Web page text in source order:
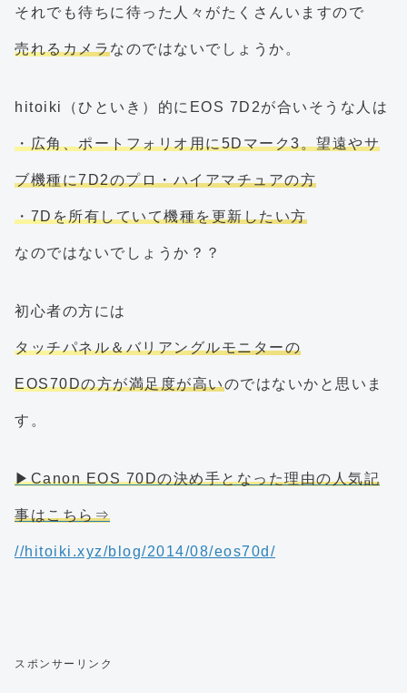
それでも待ちに待った人々がたくさんいますので
売れるカメラなのではないでしょうか。
hitoiki（ひといき）的にEOS 7D2が合いそうな人は
・広角、ポートフォリオ用に5Dマーク3。望遠やサ
ブ機種に7D2のプロ・ハイアマチュアの方
・7Dを所有していて機種を更新したい方
なのではないでしょうか？？
初心者の方には
タッチパネル＆バリアングルモニターの
EOS70Dの方が満足度が高いのではないかと思いま
す。
▶Canon EOS 70Dの決め手となった理由の人気記
事はこちら⇒
//hitoiki.xyz/blog/2014/08/eos70d/
スポンサーリンク